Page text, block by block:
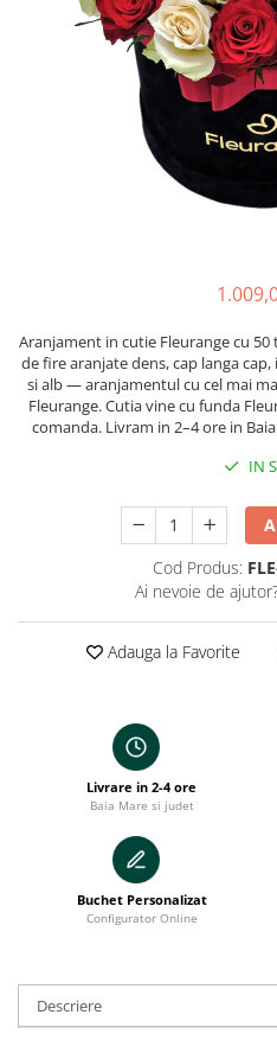
Aranjament in cutie Fleurange cu
de fire aranjate dens, cap langa
si alb — aranjamentul cu cel mai
Fleurange. Cutia vine cu funda
comanda. Livram in 2–4 ore in
IN
Cod Produs:
Ai nevoie de
Adauga la Favorite
Livrare in 2-4 ore
Baia Mare si judet
Buchet Personalizat
Configurator Online
Descriere